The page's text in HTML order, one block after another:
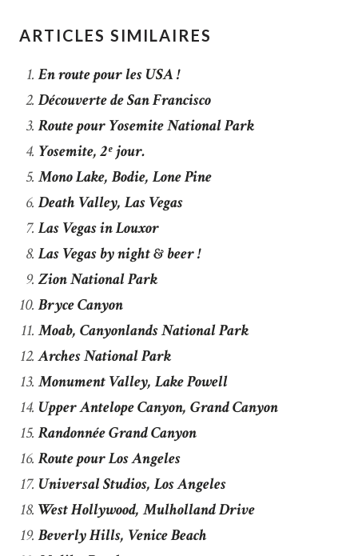
ARTICLES SIMILAIRES
En route pour les USA !
Découverte de San Francisco
Route pour Yosemite National Park
Yosemite, 2ᵉ jour.
Mono Lake, Bodie, Lone Pine
Death Valley, Las Vegas
Las Vegas in Louxor
Las Vegas by night & beer !
Zion National Park
Bryce Canyon
Moab, Canyonlands National Park
Arches National Park
Monument Valley, Lake Powell
Upper Antelope Canyon, Grand Canyon
Randonnée Grand Canyon
Route pour Los Angeles
Universal Studios, Los Angeles
West Hollywood, Mulholland Drive
Beverly Hills, Venice Beach